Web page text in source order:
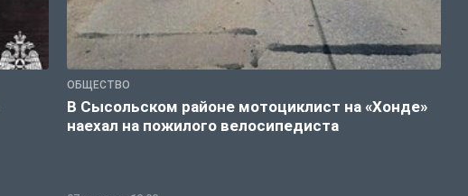
ОБЩЕСТВО
В Сысольском районе мотоциклист на «Хонде»
наехал на пожилого велосипедиста